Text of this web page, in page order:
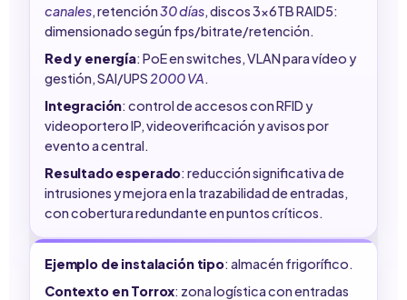
canales, retención30 días, discos 3x6TB RAID5:
dimensionado según fps/bitrate/retención.
Red y energía: PoE en switches, VLAN para vídeo y
gestión, SAI/UPS 2000 VA.
Integración: control de accesos con RFID y
videoportero IP, videoverificación y avisos por
evento a central.
Resultado esperado: reducción significativa de
intrusiones y mejora en la trazabilidad de entradas,
con cobertura redundante en puntos críticos.
Ejemplo de instalación tipo: almacén frigorífico.
Contexto en Torrox: zona logística con entradas